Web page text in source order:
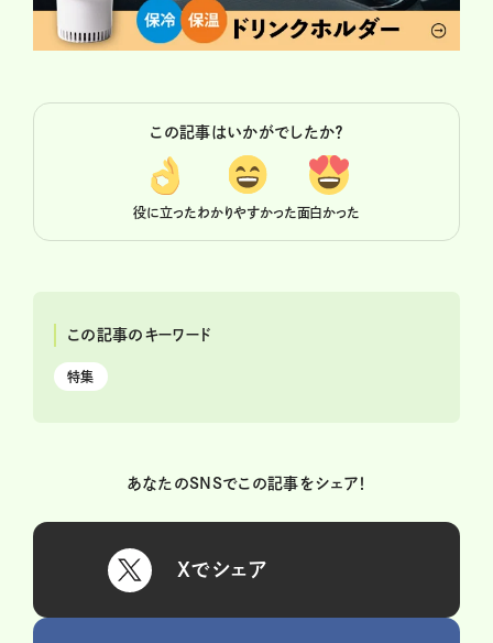
この記事はいかがでしたか？
役に立ったわかりやすかった面白かった
この記事のキーワード
特集
あなたのSNSでこの記事をシェア！
Xでシェア